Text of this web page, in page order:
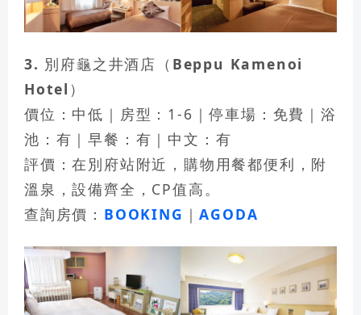
3. 別府龜之井酒店（Beppu Kamenoi
Hotel）
價位：中低｜房型：1-6｜停車場：免費｜浴
池：有｜早餐：有｜中文：有
評價：在別府站附近，購物用餐都便利，附
溫泉，設備齊全，CP值高。
查詢房價： BOOKING ｜AGODA